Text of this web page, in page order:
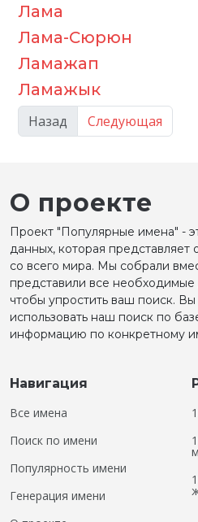
Лама
Лама-Сюрюн
Ламажап
Ламажык
Назад Следующая
О проекте
Проект "Популярные имена" -
данных, которая
со всего мира. Мы собрали
представили все
чтобы упростить ваш поиск.
использовать наш поиск по
информацию по конкретному
Навигация
Все имена
Поиск по имени
Популярность имени
Генерация имени